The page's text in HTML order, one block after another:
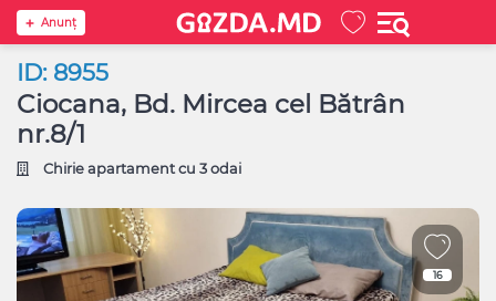
Anunţ
ID: 8955
Ciocana, Bd. Mircea cel Bătrân
nr.8/1
Chirie apartament cu 3 odai
16